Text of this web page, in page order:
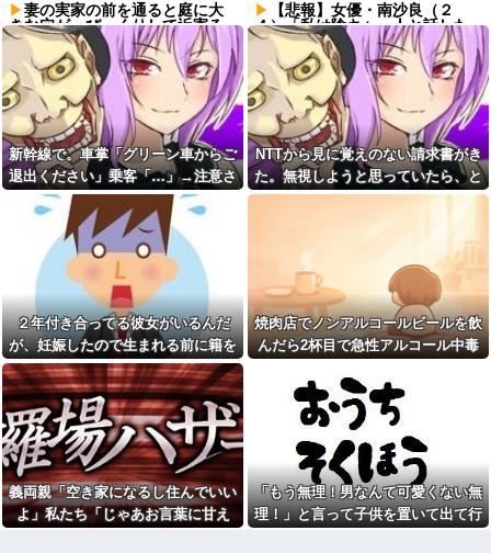
妻の実家の前を通ると庭に大
きな穴が。びっくりして近寄る
と穴の中に嫁がいて...
子供がアベマで葬送のフリー
レンを延々見てる。回想シーン
ばかりだけどこれは尺稼ぎな
の？
夫をどうしても労ってあげら
れないし大切にできない。出産
した時の夫の態度に納得できな
くて...
実家を継いだのは自分だと次
男を追い出そうとした長男に次
男が「え、この家って継ぐほど
の何かがあったの？」と返し
た。すると…
新幹線で。車掌「グリーン車
からご退出ください」乗客
「…」→注意されても動かない
乗客を見ていたら、その直後ま
さかの展開に…
自杀殳するための道中で露出
狂に出会った。自分でもよく分
からないけどソイツの腕をしっ
かり掴んで境遇を泣きながら話
した。すると露出狂は…
お前ら急げ！怪しい外人みつ
けたら法務省にタレコミしてみ
ろ！意外と仕事するぞ？
【画像】タトゥーだらけの美
人海鮮料理人、現る！！←コレ
【悲報】女優・南沙良（２
４）「私は陰キャ。人と話した
くないので家に引きこもってPC
でアニメを観ていたい」
【幽霊否定派、完全論破】幽
霊がいないなら午前2時に一人で
墓石を木刀で叩き割れるよな？
ｗｗｗｗｗ他
血を見て失神した俺が「殺人
事件の被害者（遺体）」と勘違
いされ現場が大パニックに！勇
敢なおばちゃんとオジサン達の
メ！冬ソナにハマり私のヨン様
グッズを勝手に持ち出したの
で、トメ自身の「あの自論」で
撃退したったｗｗ←矛盾だらけ
のトメにブーメラン刺さりまく
り
妻の浮氣が発覚。俺「離婚
だ」妻の謝罪と子供の願いに根
負けして再構築し、２週間後に
また浮気。俺「今度こそ離婚
だ」妻「離婚するなら飛び降り
る！」俺「ご自由に＾＾」→結
コトメの結婚式で、知らない
間にお祝いの歌を弾き語りする
事になってた
【幽霊否定派、完全論破】幽
新幹線で。車掌「グリーン車からご
退出ください」乗客「…」→注意さ
れても動かない乗客を見ていたら、
その直後まさかの展開に…
NTTから見に覚えのない請求書がき
た。無視しようと思っていたら、と
んでもない事実が判明して…
２年付き合ってる彼女がいるんだ
が、妊娠したので生まれる前に籍を
入れたいと言われた。俺は種がほぼ
無いはずなのに...
焼肉店でノンアルコールビールを飲
んだら2杯目で急性アルコール中毒
き込む騒ぎに…
義両親「空き家になるし住んでいい
よ」私たち「じゃあお言葉に甘え
「もう無理！男なんて可愛くない無
理！」と言って子供を置いて出て行